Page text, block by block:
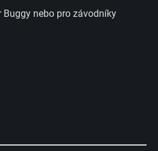
nebo pro závodníky